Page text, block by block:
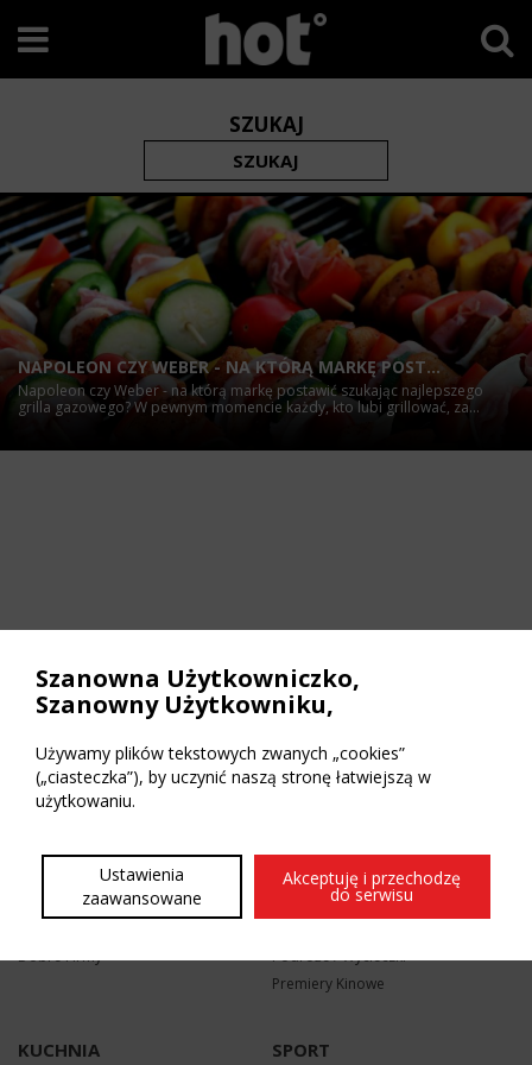
SZUKAJ
NAPOLEON CZY WEBER - NA KTÓRĄ MARKĘ POST...
Napoleon czy Weber - na którą markę postawić szukając najlepszego
grilla gazowego? W pewnym momencie każdy, kto lubi grillować, za...
REKLAMA W HOT
szczecin@hotmagazine.pl
Felietony / Porady
Dobre Firmy
Felietony
Wywiady
Podróże / Wycieczki
Premiery Kinowe
KUCHNIA SPORT
Szanowna Użytkowniczko,
Szanowny Użytkowniku,
Używamy plików tekstowych zwanych „cookies”
(„ciasteczka”), by uczynić naszą stronę łatwiejszą w
użytkowaniu.
Ustawienia
zaawansowane
Akceptuję i przechodzę
do serwisu